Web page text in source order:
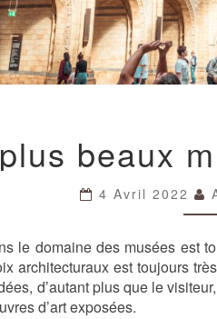
beaux
4 Avril 2022
le domaine des musées est
architecturaux est toujours
d’autant plus que le
d’art exposées.